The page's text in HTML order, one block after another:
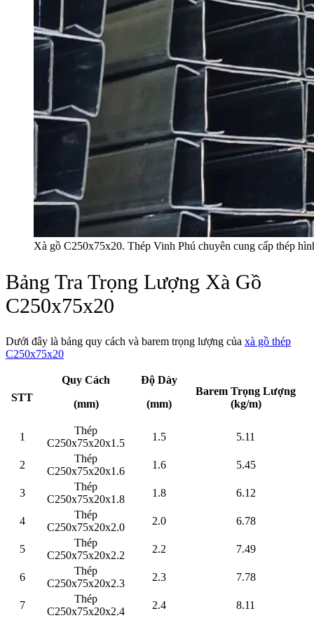
Xà gồ C250x75x20. Thép Vinh Phú chuyên cung cấp thép
Bảng Tra Trọng Lượng Xà Gồ
C250x75x20
Dưới đây là bảng quy cách và barem trọng lượng của xà gồ thép
C250x75x20
STT
Quy Cách
(mm)
Độ Dày
(mm)
Barem Trọng Lượng
(kg/m)
1
Thép
C250x75x20x1.5
1.5 5.11
2
Thép
C250x75x20x1.6
1.6 5.45
3
Thép
C250x75x20x1.8
1.8 6.12
4
Thép
C250x75x20x2.0
2.0 6.78
5
Thép
C250x75x20x2.2
2.2 7.49
6
Thép
C250x75x20x2.3
2.3 7.78
7
Thép
C250x75x20x2.4
2.4 8.11